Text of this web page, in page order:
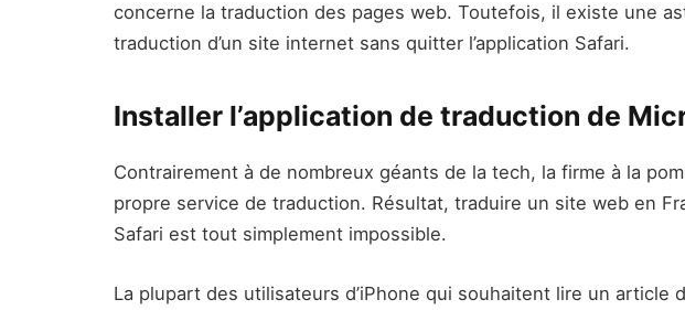
concerne la traduction des pages web. Toutefois, il existe une
traduction d’un site internet sans quitter l’application Safari.
Installer l’application de traduction de
Contrairement à de nombreux géants de la tech, la firme à la
propre service de traduction. Résultat, traduire un site web en
Safari est tout simplement impossible.
La plupart des utilisateurs d’iPhone qui souhaitent lire un article